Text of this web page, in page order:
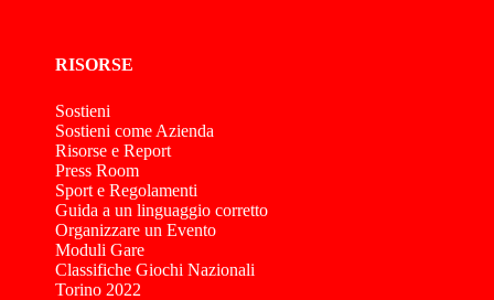
RISORSE
Sostieni
Sostieni come Azienda
Risorse e Report
Press Room
Sport e Regolamenti
Guida a un linguaggio corretto
Organizzare un Evento
Moduli Gare
Classifiche Giochi Nazionali
Torino 2022